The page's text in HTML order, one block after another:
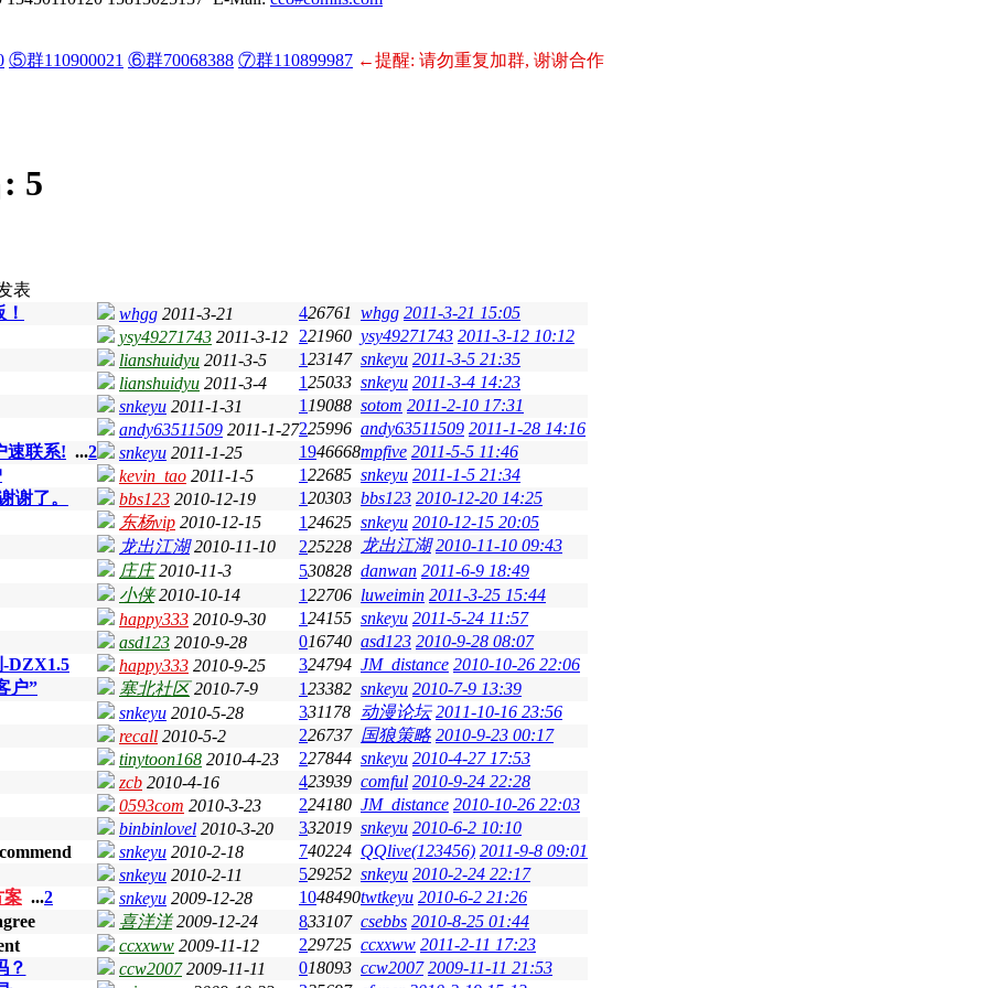
⑤群110900021 ⑥群70068388 ⑦群110899987 ←提醒: 请勿重复加群, 谢谢合作
5
表
whgg 2011-3-21 426761 whgg 2011-3-21 15:05
ysy49271743 2011-3-12 221960 ysy49271743 2011-3-12 10:12
lianshuidyu 2011-3-5 123147 snkeyu 2011-3-5 21:35
lianshuidyu 2011-3-4 125033 snkeyu 2011-3-4 14:23
snkeyu 2011-1-31 1 19088 sotom 2011-2-10 17:31
andy63511509 2011-1-27225996 andy63511509 2011-1-28 14:16
速联系! ...2 snkeyu 2011-1-25 1946668mpfive 2011-5-5 11:46
kevin_tao 2011-1-5 122685 snkeyu 2011-1-5 21:34
谢了。
bbs123 2010-12-19 120303 bbs123 2010-12-20 14:25
东杨vip 2010-12-15 124625 snkeyu 2010-12-15 20:05
龙出江湖 2010-11-10 225228 龙出江湖 2010-11-10 09:43
庄庄 2010-11-3 530828 danwan 2011-6-9 18:49
小侠 2010-10-14 122706 luweimin 2011-3-25 15:44
happy333 2010-9-30 124155 snkeyu 2011-5-24 11:57
asd123 2010-9-28 016740 asd123 2010-9-28 08:07
DZX1.5
happy333 2010-9-25 324794 JM_distance 2010-10-26 22:06
户”
塞北社区 2010-7-9 123382 snkeyu 2010-7-9 13:39
snkeyu 2010-5-28 331178 动漫论坛 2011-10-16 23:56
recall 2010-5-2 226737 国狼策略 2010-9-23 00:17
tinytoon168 2010-4-23 227844 snkeyu 2010-4-27 17:53
zcb 2010-4-16 423939 comful 2010-9-24 22:28
0593com 2010-3-23 224180 JM_distance 2010-10-26 22:03
binbinlovel 2010-3-20 332019 snkeyu 2010-6-2 10:10
snkeyu 2010-2-18 740224 QQlive(123456) 2011-9-8 09:01
snkeyu 2010-2-11 529252 snkeyu 2010-2-24 22:17
案 ...2 snkeyu 2009-12-28 1048490twtkeyu 2010-6-2 21:26
喜洋洋 2009-12-24 833107 csebbs 2010-8-25 01:44
ccxxww 2009-11-12 229725 ccxxww 2011-2-11 17:23
？
ccw2007 2009-11-11 018093 ccw2007 2009-11-11 21:53